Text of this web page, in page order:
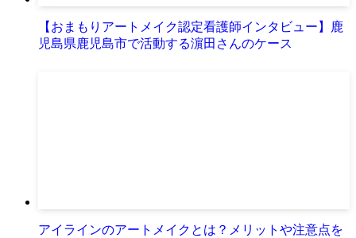
【おまもりアートメイク認定看護師インタビュー】鹿
児島県鹿児島市で活動する濵田さんのケース
アイラインのアートメイクとは？メリットや注意点を